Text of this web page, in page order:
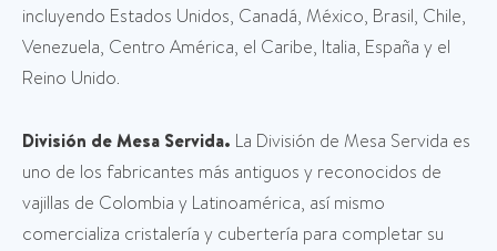
incluyendo Estados Unidos, Canadá, México, Brasil, Chile,
Venezuela, Centro América, el Caribe, Italia, España y el
Reino Unido.
División de Mesa Servida. La División de Mesa Servida es
uno de los fabricantes más antiguos y reconocidos de
vajillas de Colombia y Latinoamérica, así mismo
comercializa cristalería y cubertería para completar su